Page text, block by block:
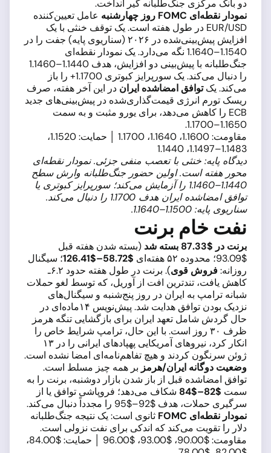
دو بانک مرکزی جنگ‌طلبانه گیر انداخت.
نمودار نقطه‌ای FOMC روز چهارشنبه
عامل تعیین‌کننده
EUR/USD در طول هفته است. یک توقف خنثی با یک
افزایش پیش‌بینی‌شده در ۲۰۲۶ (سناریوی پایه) جفت را در
1.1540–1.1640 نگه می‌دارد. یک نمودار نقطه‌ای
جنگ‌طلبانه با پیش‌بینی دو افزایش، هدف 1.1440–1.1460
را دنبال می‌کند. یک سورپرایز کبوتری 1.1700+ را باز
می‌کند. یکتوافق امضاشده ایران در این آخر هفته، صرف
ریسک تورم انرژی قیمت‌گذاری‌شده در پیش‌بینی‌های جدید
ECB را کاهش می‌دهد، برای یورو مثبت و به سمت
1.1650–1.1700.
مقاومت: 1.1600، 1.1640، 1.1700 │ حمایت: 1.1520،
1.1483–1.1497، 1.1440
دیدگاه پایه: خنثی با تعصب منفی جزئی. نمودار نقطه‌ای
محور هفته است. اولین حضور جنگ‌طلبانه وارش سطح
1.1440–1.1460 را آزمایش می‌کند؛ سورپرایز کبوتری یا
توافق امضاشده ایران هدف 1.1700 را دنبال می‌کند.
سناریوی پایه: 1.1500–1.1640.
نفت خام برنت
برنت در $87.33 بسته شد
(بسته شدن هفته قبل
$93.09؛ محدوده ۵۲ هفته‌ای
$58.72–$126.41
؛ سیگنال
روزانه:فروش قوی
). برنت در طول هفته حدود ۶.۲ـ
کاهش یافت، تندترین افت از آوریل، که توسط لغو حملات
شبانه ترامپ به ایران در روز پنج‌شنبه و سیگنال‌های
نزدیک بودن توافق هدایت شد. پیش‌نویس ۱۴‌ماده‌ای در
حال گردش شامل تعهد ایران برای بازگشایی تنگه هرمز
ظرف ۳۰ روز است. با این حال، ترامپ شرایط خاص را
انکار کرد، نیروهای آمریکایی پهپادهای ایرانی را در ۱۳
ژوئن سرنگون کردند و هیچ تفاهم‌نامه‌ای امضا نشده است.
وضعیت دوگانه ایران/هرمز بر همه چیز مسلط است.
توافق امضاشده قبل از باز شدن بازار دوشنبه، برنت را به
سمت $82–$84
شکاف می‌دهد؛ فروپاشی توافق یا از
سرگیری حملات، هدف $92–$95 را مجدداً دنبال می‌کند.
نمودار نقطه‌ای FOMC
ثانوی است: یک نتیجه جنگ‌طلبانه
دلار را تقویت می‌کند که اندکی برای نفت نزولی است.
مقاومت: $90.00، $93.00، $96.00 │ حمایت: $84.00،